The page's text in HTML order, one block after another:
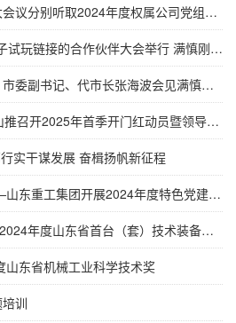
公司党组织、直属党组织书记全面从严治党述责述廉和抓基层党建工作述职
接的合作伙伴大会举行 满慎刚张海波出席并致辞
副书记、代市长张海波会见满慎刚一行
开2025年首季开门红动员暨领导干部会议
实干谋发展 奋楫扬帆新征程
工集团开展2024年度特色党建品牌创评活动
山东省首台（套）技术装备生产企业及产品名单
山东省机械工业科学技术奖
训